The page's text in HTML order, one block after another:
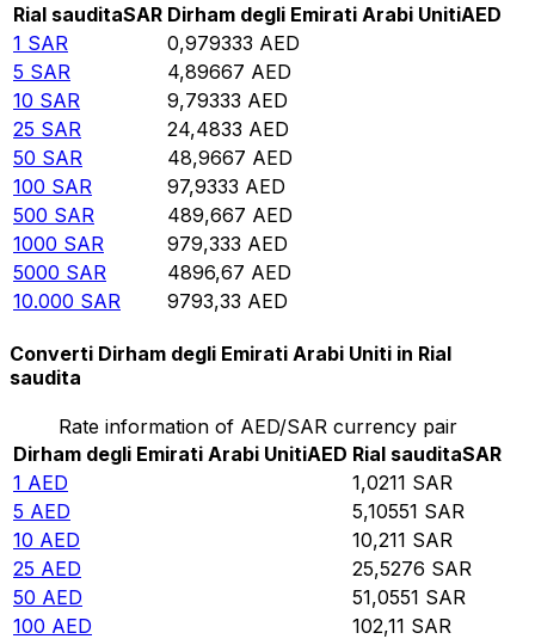
Rial sauditaSAR Dirham degli Emirati Arabi UnitiAED
1 SAR 0,979333 AED
5 SAR 4,89667 AED
10 SAR 9,79333 AED
25 SAR 24,4833 AED
50 SAR 48,9667 AED
100 SAR 97,9333 AED
500 SAR 489,667 AED
1000 SAR 979,333 AED
5000 SAR 4896,67 AED
10.000 SAR 9793,33 AED
Converti Dirham degli Emirati Arabi Uniti in Rial
saudita
Rate information of AED/SAR currency pair
Dirham degli Emirati Arabi UnitiAED Rial sauditaSAR
1 AED 1,0211 SAR
5 AED 5,10551 SAR
10 AED 10,211 SAR
25 AED 25,5276 SAR
50 AED 51,0551 SAR
100 AED 102,11 SAR